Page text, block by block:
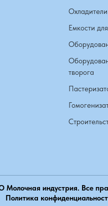
Емкости
творога
индустрия. Все
Политика